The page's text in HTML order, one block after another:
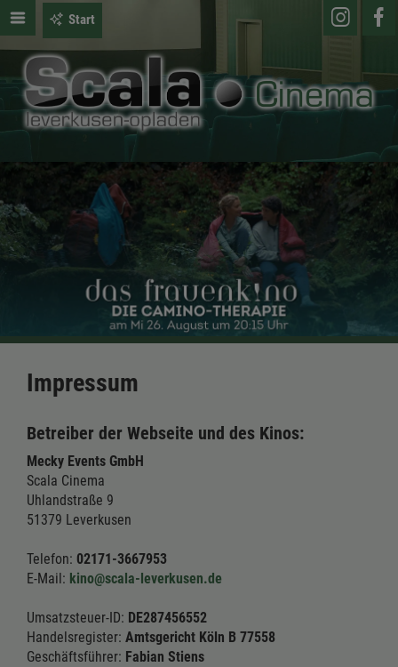
Start
Impressum
Betreiber der Webseite und des Kinos:
Mecky Events GmbH
Scala Cinema
Uhlandstraße 9
51379 Leverkusen
Telefon: 02171-3667953
E-Mail: kino@scala-leverkusen.de
Umsatzsteuer-ID: DE287456552
Handelsregister: Amtsgericht Köln B 77558
Geschäftsführer: Fabian Stiens